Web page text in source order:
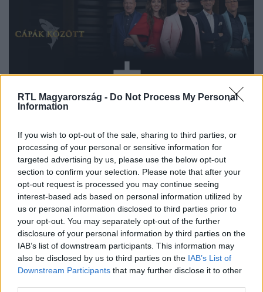
RTL Magyarország - Do Not Process My Personal
Information
If you wish to opt-out of the sale, sharing to third parties, or
processing of your personal or sensitive information for
targeted advertising by us, please use the below opt-out
section to confirm your selection. Please note that after your
opt-out request is processed you may continue seeing
interest-based ads based on personal information utilized by
us or personal information disclosed to third parties prior to
your opt-out. You may separately opt-out of the further
disclosure of your personal information by third parties on the
IAB’s list of downstream participants. This information may
also be disclosed by us to third parties on the IAB’s List of
Downstream Participants that may further disclose it to other
Itt állítsd be, hogy az RTL.hu az elsők között
legyen a Google-találatokban!